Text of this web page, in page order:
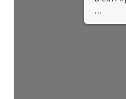
6% ...